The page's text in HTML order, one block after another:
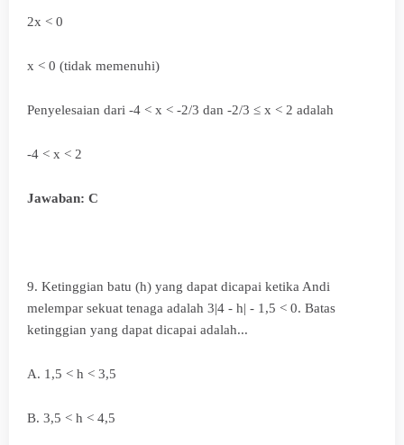
2x < 0
x < 0 (tidak memenuhi)
Penyelesaian dari -4 < x < -2/3 dan -2/3 ≤ x < 2 adalah
-4 < x < 2
Jawaban: C
9. Ketinggian batu (h) yang dapat dicapai ketika Andi
melempar sekuat tenaga adalah 3|4 - h| - 1,5 < 0. Batas
ketinggian yang dapat dicapai adalah...
A. 1 ,5 < h < 3,5
B. 3,5 < h < 4,5